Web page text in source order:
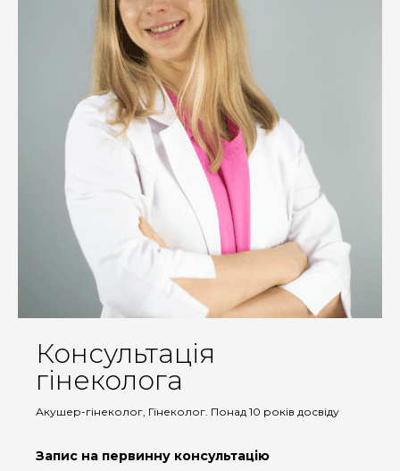
Консультація
гінеколога
Акушер-гінеколог, Гінеколог. Понад 10 років досвіду
Запис на первинну консультацію